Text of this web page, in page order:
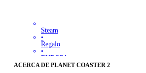
Steam
•
Regalo
•
EUROPA
82.30 EUR
ACERCA DE PLANET COASTER 2